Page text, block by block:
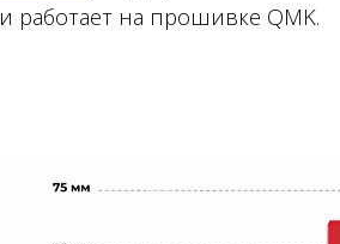
и работает на прошивке QMK.